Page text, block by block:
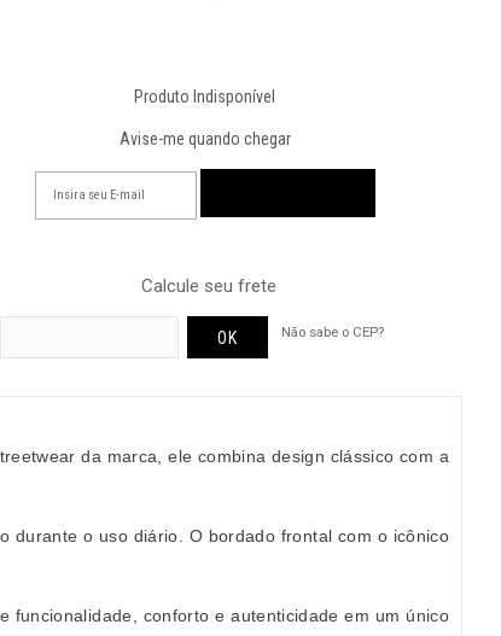
Produto Indisponível
Avise-me quando chegar
Calcule seu frete
Não sabe o CEP?
da marca, ele combina design clássico com a
durante o uso diário. O bordado frontal com o icônico
funcionalidade, conforto e autenticidade em um único